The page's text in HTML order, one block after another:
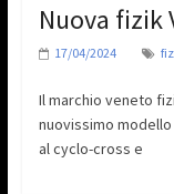
Nuova fizik
17/04/2024
Il marchio veneto
nuovissimo
al cyclo-cross e